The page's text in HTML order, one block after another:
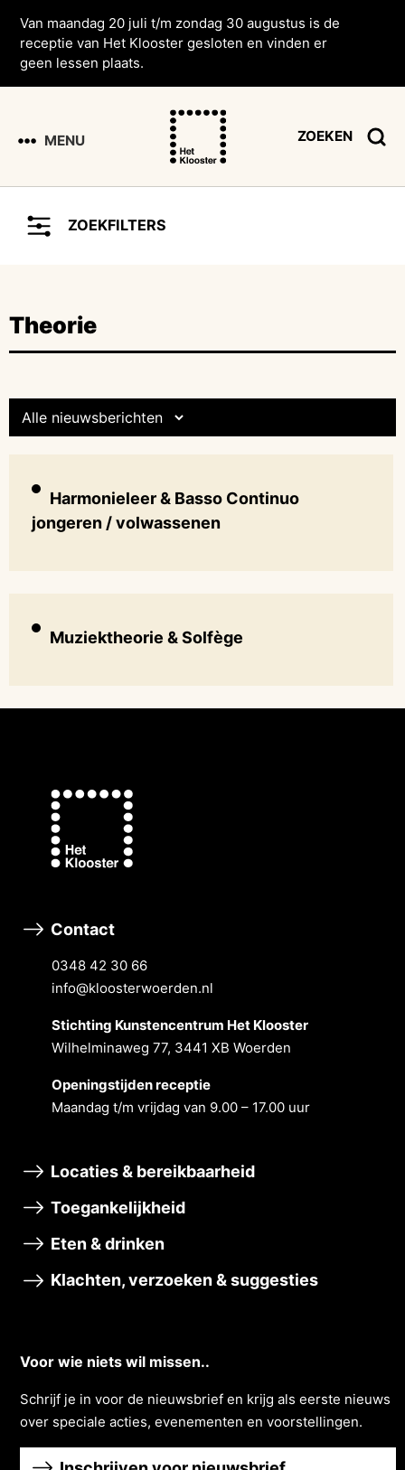
Van maandag 20 juli t/m zondag 30 augustus is de
receptie van Het Klooster gesloten en vinden er
geen lessen plaats.
MENU ZOEKEN
ZOEKFILTERS
Theorie
Harmonieleer & Basso Continuo
jongeren / volwassenen
Muziektheorie & Solfège
Contact
0348 42 30 66
info@kloosterwoerden.nl
Stichting Kunstencentrum Het Klooster
Wilhelminaweg 77, 3441 XB Woerden
Openingstĳden receptie
Maandag t/m vrĳdag van 9.00 – 17.00 uur
Locaties & bereikbaarheid
Toegankelijkheid
Eten & drinken
Klachten, verzoeken & suggesties
Voor wie niets wil missen..
Schrĳf je in voor de nieuwsbrief en krĳg als eerste nieuws
over speciale acties, evenementen en voorstellingen.